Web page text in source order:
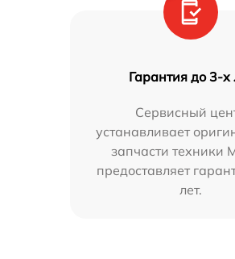
Гарантия до 3-х
Сервисный
устанавливает
запчасти техники
предоставляет
лет.